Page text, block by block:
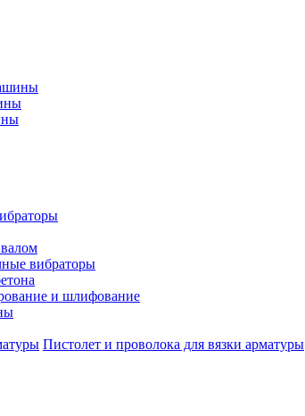
вибраторы
и шлифование
Пистолет и проволока для вязки арматуры